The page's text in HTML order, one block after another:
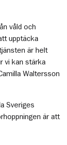
våld och
upptäcka
är helt
vi kan stärka
Waltersson
Sveriges
är att